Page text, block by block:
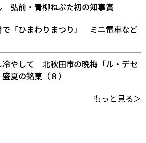
弘前・青柳ねぷた初の知事賞
で「ひまわりまつり」 ミニ電車など
冷やして 北秋田市の晩梅「ル・デセ
夏の銘菓（８）
もっと見る＞